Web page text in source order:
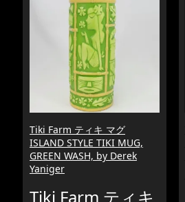
Tiki Farm ティキ マグ
ISLAND STYLE TIKI MUG,
GREEN WASH, by Derek
Yaniger
Tiki Farm ティキ